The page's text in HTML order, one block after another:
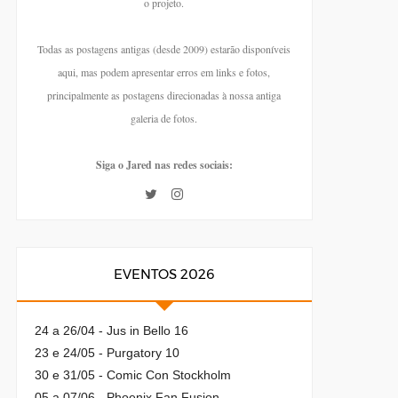
o projeto.
Todas as postagens antigas (desde 2009) estarão disponíveis
aqui, mas podem apresentar erros em links e fotos,
principalmente as postagens direcionadas à nossa antiga
galeria de fotos.
Siga o Jared nas redes sociais:
EVENTOS 2026
24 a 26/04 - Jus in Bello 16
23 e 24/05 - Purgatory 10
30 e 31/05 - Comic Con Stockholm